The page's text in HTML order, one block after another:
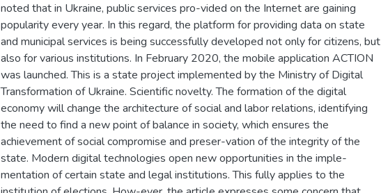
noted that in Ukraine, public services pro-vided on the Internet are gaining
popularity every year. In this regard, the platform for providing data on state
and municipal services is being successfully developed not only for citizens, but
also for various institutions. In February 2020, the mobile application ACTION
was launched. This is a state project implemented by the Ministry of Digital
Transformation of Ukraine. Scientific novelty. The formation of the digital
economy will change the architecture of social and labor relations, identifying
the need to find a new point of balance in society, which ensures the
achievement of social compromise and preser-vation of the integrity of the
state. Modern digital technologies open new opportunities in the imple-
mentation of certain state and legal institutions. This fully applies to the